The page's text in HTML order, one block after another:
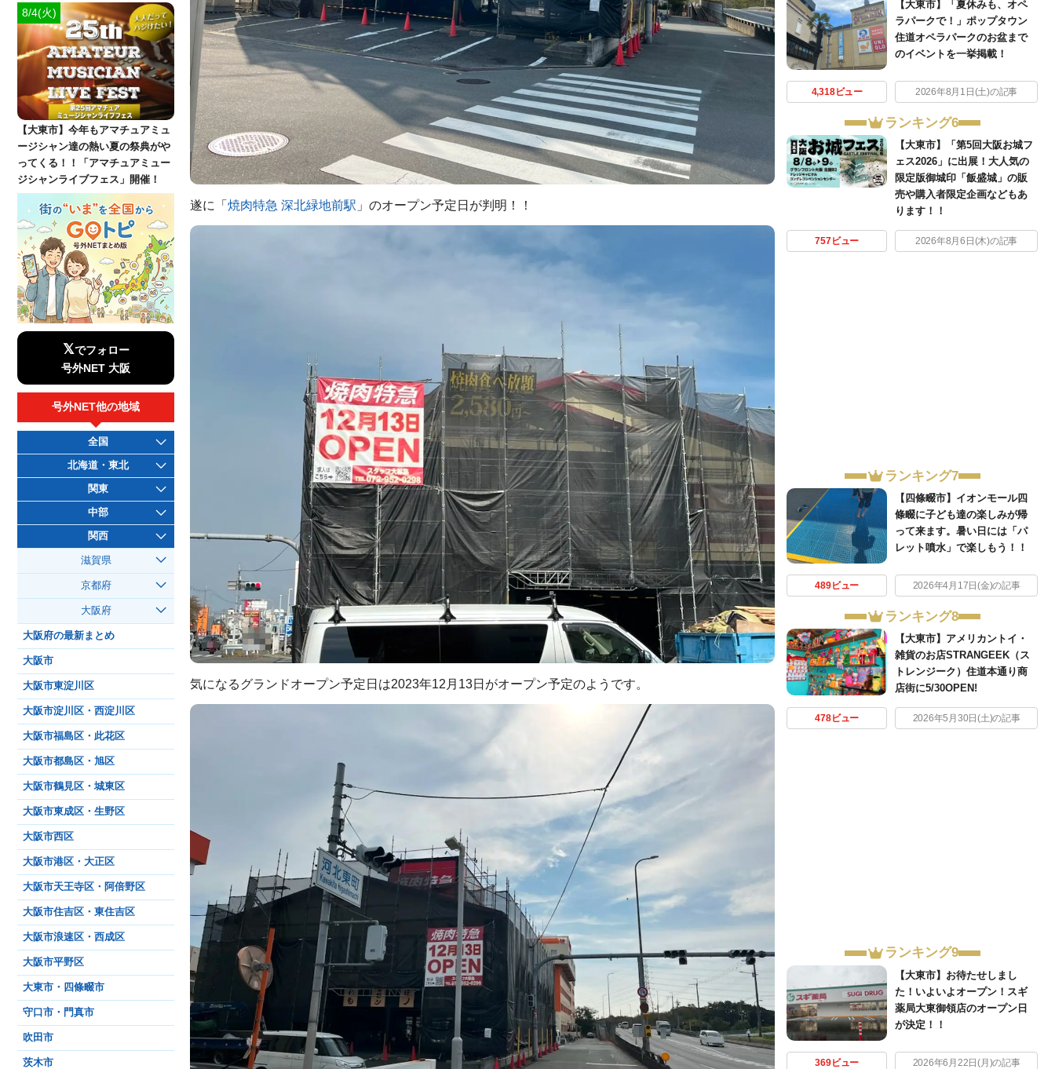
遂に「焼肉特急 深北緑地前駅 」のオープン予定日が判明！！
気になるグランドオープン予定日は2023年12月13日がオープン予定のようです。
【大東市】「夏休みも、オペ
ラパークで！」ポップタウン
住道オペラパークのお盆まで
のイベントを一挙掲載！
4,318ビュー 2026年8月1日(土)の記事
ランキング6
【大東市】「第5回大阪お城フ
ェス2026」に出展！大人気の
限定版御城印「飯盛城」の販
売や購入者限定企画などもあ
ります！！
757ビュー 2026年8月6日(木)の記事
ランキング7
【四條畷市】イオンモール四
條畷に子ども達の楽しみが帰
って来ます。暑い日には「パ
レット噴水」で楽しもう！！
489ビュー 2026年4月17日(金)の記事
ランキング8
【大東市】アメリカントイ・
雑貨のお店STRANGEEK（ス
トレンジーク）住道本通り商
店街に5/30OPEN!
478ビュー 2026年5月30日(土)の記事
ランキング9
【大東市】お待たせしまし
た！いよいよオープン！スギ
薬局大東御領店のオープン日
が決定！！
369ビュー 2026年6月22日(月)の記事
8/4(火)
【大東市】今年もアマチュアミュ
ージシャン達の熱い夏の祭典がや
ってくる！！「アマチュアミュー
ジシャンライブフェス」開催！
𝕏でフォロー
号外NET 大阪
号外NET他の地域
全国
北海道・東北
関東
中部
関西
滋賀県
京都府
大阪府
大阪府の最新まとめ
大阪市
大阪市東淀川区
大阪市淀川区・西淀川区
大阪市福島区・此花区
大阪市都島区・旭区
大阪市鶴見区・城東区
大阪市東成区・生野区
大阪市西区
大阪市港区・大正区
大阪市天王寺区・阿倍野区
大阪市住吉区・東住吉区
大阪市浪速区・西成区
大阪市平野区
大東市・四條畷市
守口市・門真市
吹田市
茨木市